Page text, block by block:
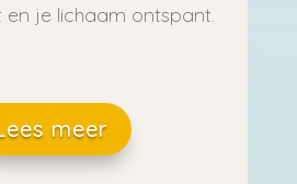
je lichaam ontspant.
meer